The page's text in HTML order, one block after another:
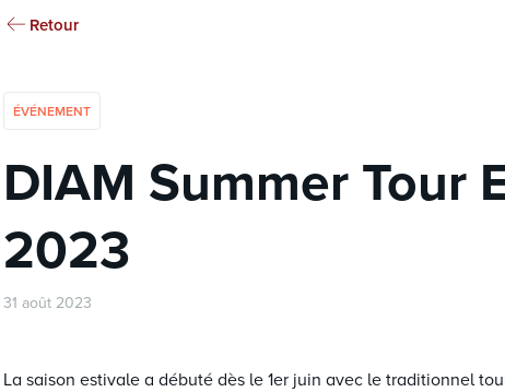
Retour
ÉVÉNEMENT
DIAM Summer Tour
2023
31 août 2023
La saison estivale a débuté dès le 1er juin avec le traditionnel